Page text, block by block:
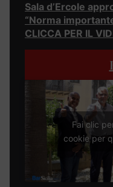
Sala d’Ercole
“Norma
CLICCA PER IL
Fai clic
cookie per